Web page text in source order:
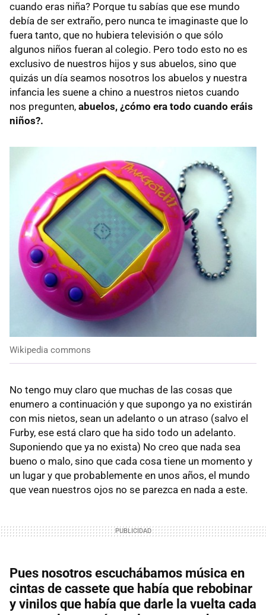
cuando eras niña? Porque tu sabías que ese mundo
debía de ser extraño, pero nunca te imaginaste que lo
fuera tanto, que no hubiera televisión o que sólo
algunos niños fueran al colegio. Pero todo esto no es
exclusivo de nuestros hijos y sus abuelos, sino que
quizás un día seamos nosotros los abuelos y nuestra
infancia les suene a chino a nuestros nietos cuando
nos pregunten, abuelos, ¿cómo era todo cuando eráis
niños?.
Wikipedia commons
No tengo muy claro que muchas de las cosas que
enumero a continuación y que supongo ya no existirán
con mis nietos, sean un adelanto o un atraso (salvo el
Furby, ese está claro que ha sido todo un adelanto.
Suponiendo que ya no exista) No creo que nada sea
bueno o malo, sino que cada cosa tiene un momento y
un lugar y que probablemente en unos años, el mundo
que vean nuestros ojos no se parezca en nada a este.
Pues nosotros escuchábamos música en
cintas de cassete que había que rebobinar
y vinilos que había que darle la vuelta cada